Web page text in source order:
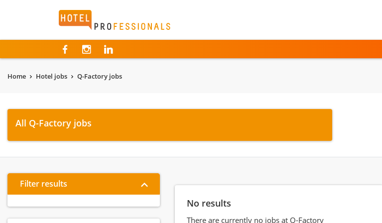
Hotelprofessionals
Home Hotel jobs Q-Factory jobs
All Q-Factory jobs
Filter results
No results
There are currently no jobs at Q-Factory